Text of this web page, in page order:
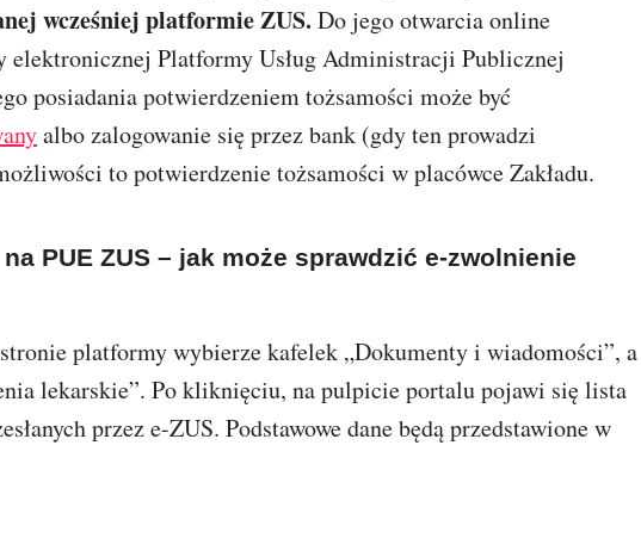
wcześniej platformie ZUS. Do jego otwarcia online
elektronicznej Platformy Usług Administracji Publicznej
posiadania potwierdzeniem tożsamości może być
albo zalogowanie się przez bank (gdy ten prowadzi
to potwierdzenie tożsamości w placówce Zakładu.
PUE ZUS – jak może sprawdzić e-zwolnienie
platformy wybierze kafelek „Dokumenty i wiadomości”, a
lekarskie”. Po kliknięciu, na pulpicie portalu pojawi się lista
przez e-ZUS. Podstawowe dane będą przedstawione w